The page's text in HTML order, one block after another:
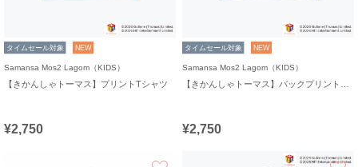
タイムセール対象 NEW
Samansa Mos2 Lagom（KIDS）
【きかんしゃトーマス】プリントTシャツ
¥2,750
タイムセール対象 NEW
Samansa Mos2 Lagom（KIDS）
¥2,750